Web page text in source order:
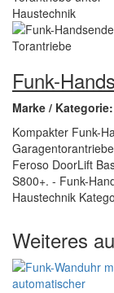
Funk-
Marke / Kategorie:
Kompakter Funk-
Feroso DoorLift
S800+. - Funk-
Haustechnik
Weiteres